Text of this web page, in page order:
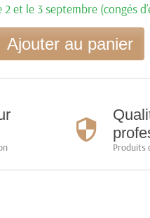
et le 3 septembre (congés
Ajouter au panier
Produits